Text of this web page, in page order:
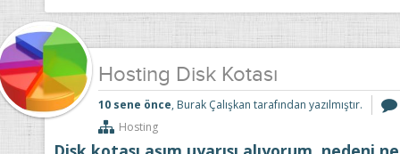
Hosting Disk Kotası
10 sene önce, Burak Çalışkan tarafından yazılmıştır.
Hosting